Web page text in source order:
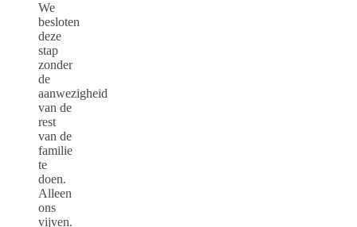
We
besloten
deze
stap
zonder
de
aanwezigheid
van de
rest
van de
familie
te
doen.
Alleen
ons
vijven.